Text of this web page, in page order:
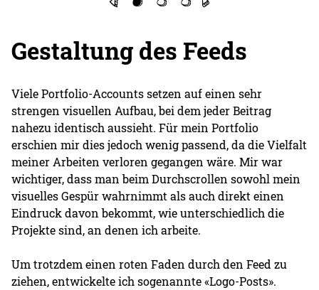
Gestaltung des Feeds
Viele Portfolio-Accounts setzen auf einen sehr
strengen visuellen Aufbau, bei dem jeder Beitrag
nahezu identisch aussieht. Für mein Portfolio
erschien mir dies jedoch wenig passend, da die Vielfalt
meiner Arbeiten verloren gegangen wäre. Mir war
wichtiger, dass man beim Durchscrollen sowohl mein
visuelles Gespür wahrnimmt als auch direkt einen
Eindruck davon bekommt, wie unterschiedlich die
Projekte sind, an denen ich arbeite.
Um trotzdem einen roten Faden durch den Feed zu
ziehen, entwickelte ich sogenannte «Logo-Posts».